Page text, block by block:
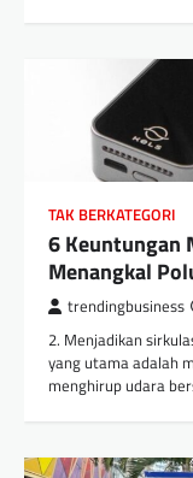
TAK BERKATEGORI
6
Menangkal
trendingbusiness
2. Menjadikan
yang utama adalah
menghirup udara